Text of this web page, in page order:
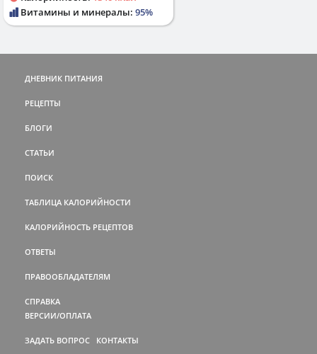
Витамины и минералы: 95%
ДНЕВНИК ПИТАНИЯ
РЕЦЕПТЫ
БЛОГИ
СТАТЬИ
ПОИСК
ТАБЛИЦА КАЛОРИЙНОСТИ
КАЛОРИЙНОСТЬ РЕЦЕПТОВ
ОТВЕТЫ
ПРАВООБЛАДАТЕЛЯМ
СПРАВКА
ВЕРСИИ/ОПЛАТА
ЗАДАТЬ ВОПРОС КОНТАКТЫ